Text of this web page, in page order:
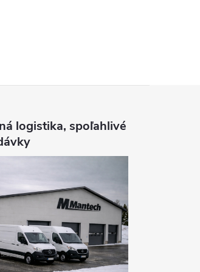
logistika, spoľahlivé